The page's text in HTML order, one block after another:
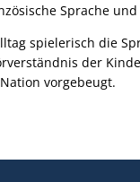
Sprache
spielerisch die
der
vorgebeugt.